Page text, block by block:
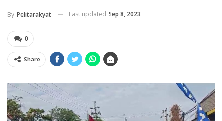
By Pelitarakyat Last updated Sep 8, 2023
0
Share